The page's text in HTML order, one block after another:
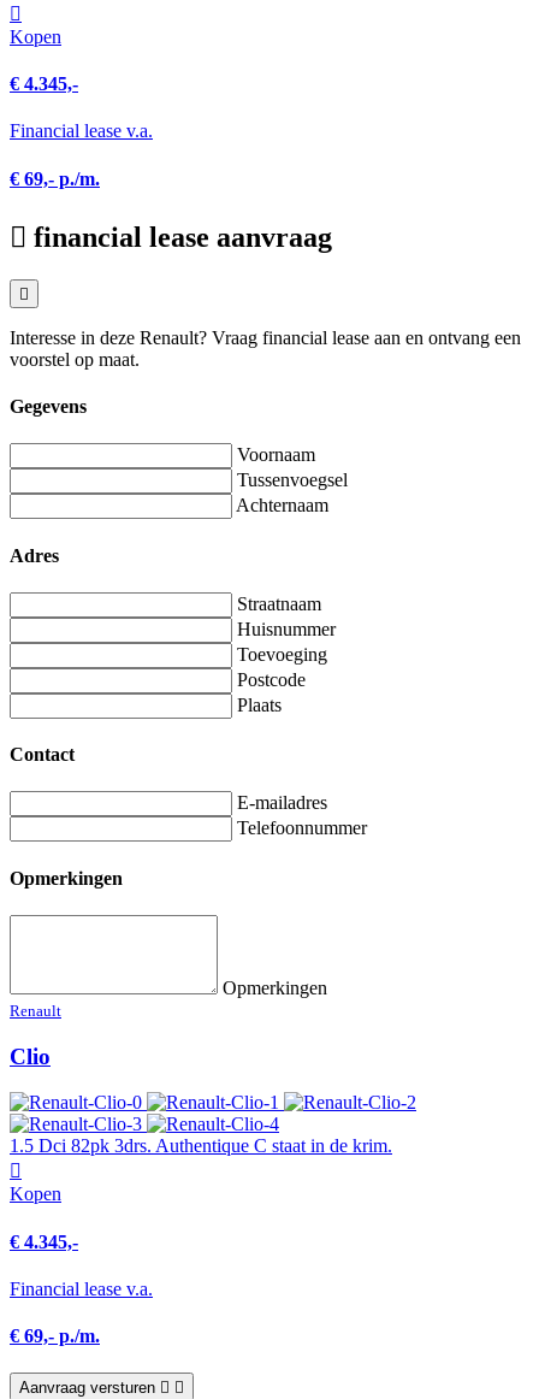
Kopen
€ 4.345,-
Financial lease v.a.
€ 69,- p./m.
financial lease aanvraag
Interesse in deze Renault? Vraag financial lease aan en ontvang een
voorstel op maat.
Gegevens
Voornaam
Tussenvoegsel
Achternaam
Adres
Straatnaam
Huisnummer
Toevoeging
Postcode
Plaats
Contact
E-mailadres
Telefoonnummer
Opmerkingen
Opmerkingen
Renault
Clio
1.5 Dci 82pk 3drs. Authentique C staat in de krim.
Kopen
€ 4.345,-
Financial lease v.a.
€ 69,- p./m.
Aanvraag versturen